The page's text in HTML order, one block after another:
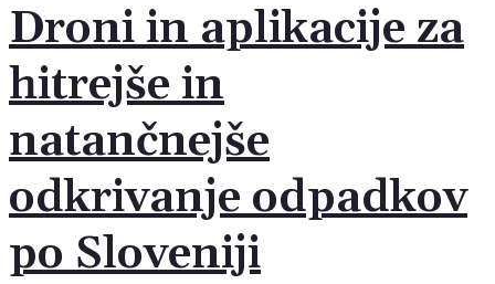
Droni in aplikacije za
hitrejše in
natančnejše
odkrivanje odpadkov
po Sloveniji